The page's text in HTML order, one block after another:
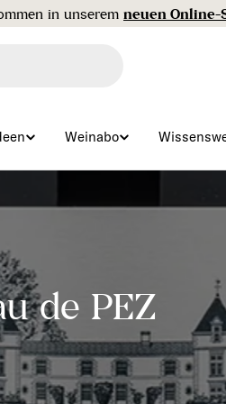
ab € 99 🇦🇹
Weinabo
de PEZ